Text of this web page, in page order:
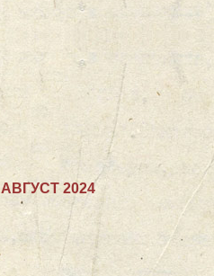
АВГУСТ 2024